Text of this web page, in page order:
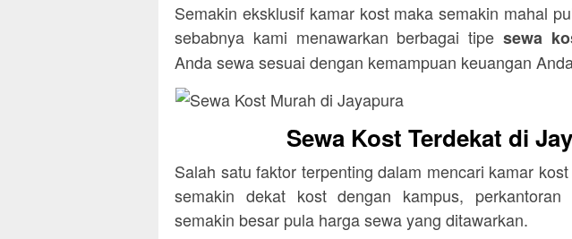
Semakin eksklusif kamar kost maka semakin mahal
sebabnya kami menawarkan berbagai tipesewa
Anda sewa sesuai dengan kemampuan keuangan
Sewa Kost Terdekat di
Salah satu faktor terpenting dalam mencari kamar
semakin dekat kost dengan kampus,
semakin besar pula harga sewa yang ditawarkan.